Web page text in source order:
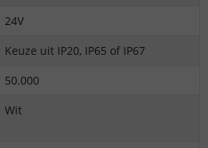
24V
Keuze uit IP20, IP65 of IP67
50.000
Wit